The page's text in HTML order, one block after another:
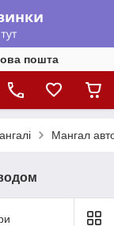
пошта
Мангал